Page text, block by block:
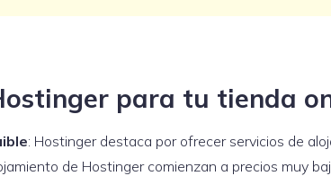
para tu tienda
: Hostinger destaca por ofrecer servicios de
de Hostinger comienzan a precios muy